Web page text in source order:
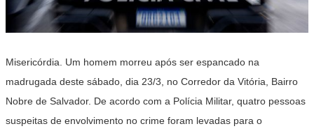
Misericórdia. Um homem morreu após ser espancado na
madrugada deste sábado, dia 23/3, no Corredor da Vitória, Bairro
Nobre de Salvador. De acordo com a Polícia Militar, quatro pessoas
suspeitas de envolvimento no crime foram levadas para o